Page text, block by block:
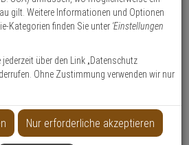
Schutzhaube
Geräte
für Feuerlöscher
gilt. Weitere Informationen und Optionen
Kategorien finden Sie unter 'Einstellungen
über den Link „Datenschutz
Ohne Zustimmung verwenden wir nur
Nur erforderliche akzeptieren